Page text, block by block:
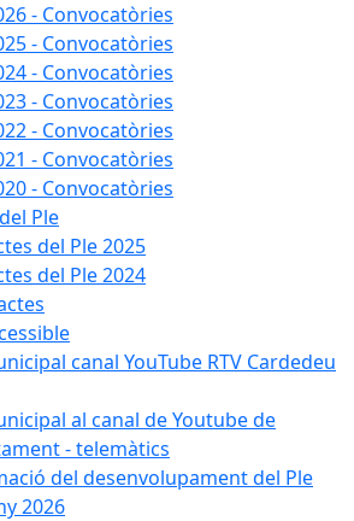
- Convocatòries
- Convocatòries
- Convocatòries
- Convocatòries
- Convocatòries
- Convocatòries
- Convocatòries
Ple
del Ple 2025
del Ple 2024
canal YouTube RTV Cardedeu
al canal de Youtube de
- telemàtics
del desenvolupament del Ple
2026